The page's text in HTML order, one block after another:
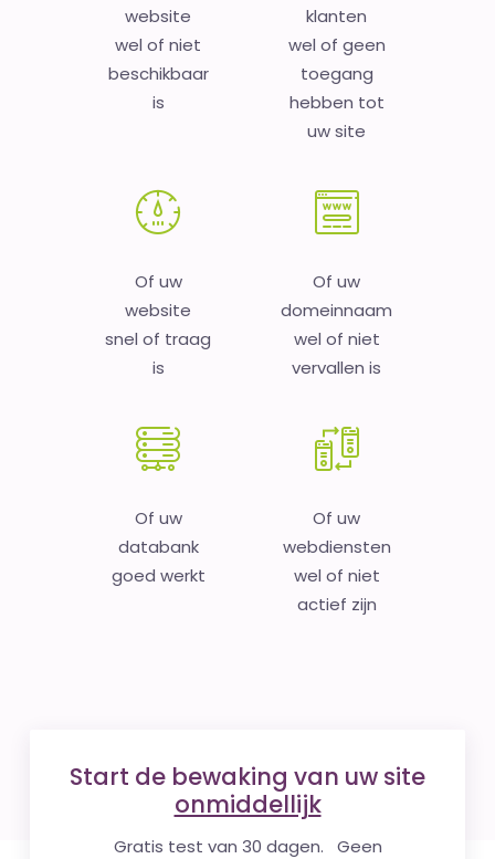
website
wel of niet
beschikbaar
is
klanten
wel of geen
toegang
hebben tot
uw site
Of uw
website
snel of traag
is
Of uw
domeinnaam
wel of niet
vervallen is
Of uw
databank
goed werkt
Of uw
webdiensten
wel of niet
actief zijn
Start de bewaking van uw site
onmiddellijk
Gratis test van 30 dagen. Geen